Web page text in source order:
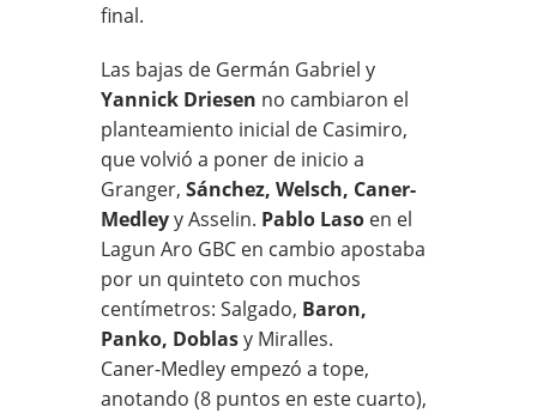
final.
Las bajas de Germán Gabriel y
Yannick Driesen no cambiaron el
planteamiento inicial de Casimiro,
que volvió a poner de inicio a
Granger, Sánchez, Welsch, Caner-
Medleyy Asselin. Pablo Laso en el
Lagun Aro GBC en cambio apostaba
por un quinteto con muchos
centímetros: Salgado, Baron,
Panko, Doblasy Miralles.
Caner-Medley empezó a tope,
anotando (8 puntos en este cuarto),